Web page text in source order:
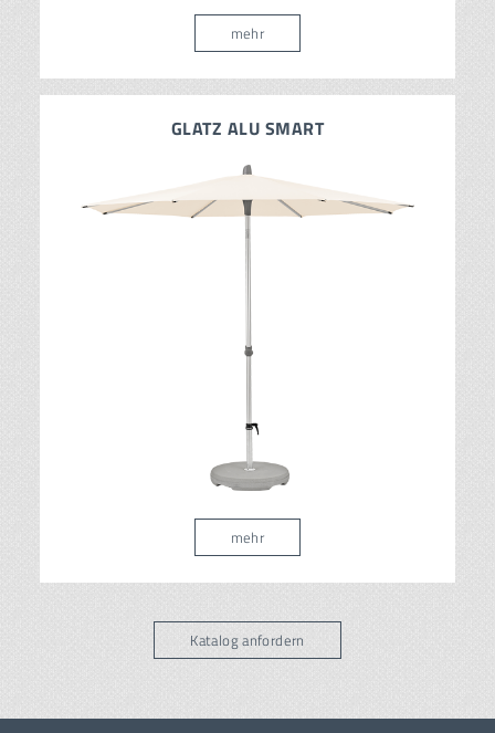
mehr
GLATZ ALU SMART
mehr
Katalog anfordern